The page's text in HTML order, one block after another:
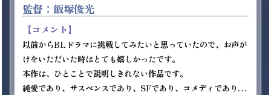
監督：飯塚俊光
【コメント】
以前からBLドラマに挑戦してみたいと思っていたので、お声が
けをいただいた時はとても嬉しかったです。
本作は、ひとことで説明しきれない作品です。
純愛であり、サスペンスであり、SFであり、コメディであり…